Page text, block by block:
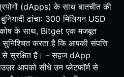
(dApps) के साथ बातचीत की
ढांचा: 300 मिलियन USD
कोष के साथ, Bitget एक मजबूत
सुनिश्चित करता है कि आपकी संपत्ति
से सुरक्षित है। - सहज dApp
आपको सीधे उन प्लेटफॉर्म से